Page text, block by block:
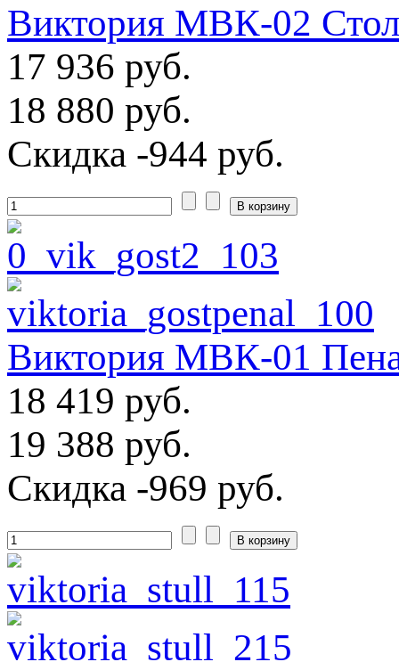
Виктория МВК-02
17 936 руб.
18 880 руб.
Скидка -944 руб.
Виктория МВК-01
18 419 руб.
19 388 руб.
Скидка -969 руб.